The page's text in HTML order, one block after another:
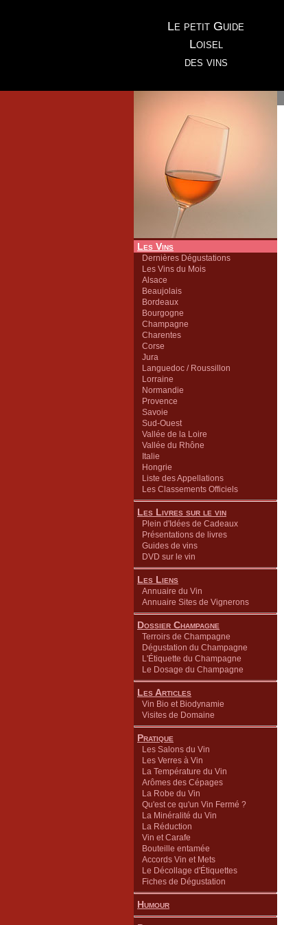
Le petit Guide
Loisel
des vins
Les Vins
Dernières Dégustations
Les Vins du Mois
Alsace
Beaujolais
Bordeaux
Bourgogne
Champagne
Charentes
Corse
Jura
Languedoc / Roussillon
Lorraine
Normandie
Provence
Savoie
Sud-Ouest
Vallée de la Loire
Vallée du Rhône
Italie
Hongrie
Liste des Appellations
Les Classements Officiels
Les Livres sur le vin
Plein d'Idées de Cadeaux
Présentations de livres
Guides de vins
DVD sur le vin
Les Liens
Annuaire du Vin
Annuaire Sites de Vignerons
Dossier Champagne
Terroirs de Champagne
Dégustation du Champagne
L'Étiquette du Champagne
Le Dosage du Champagne
Les Articles
Vin Bio et Biodynamie
Visites de Domaine
Pratique
Les Salons du Vin
Les Verres à Vin
La Température du Vin
Arômes des Cépages
La Robe du Vin
Qu'est ce qu'un Vin Fermé ?
La Minéralité du Vin
La Réduction
Vin et Carafe
Bouteille entamée
Accords Vin et Mets
Le Décollage d'Étiquettes
Fiches de Dégustation
Humour